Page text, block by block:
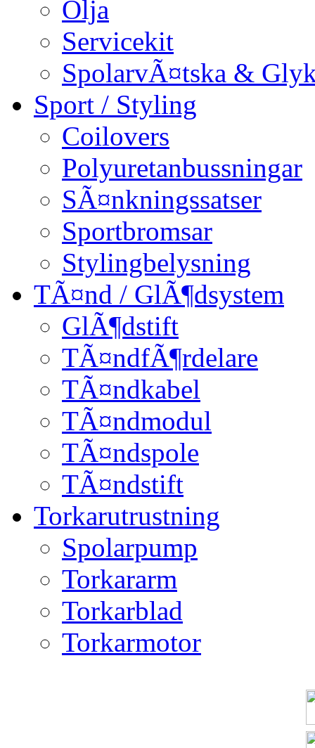
Olja
Servicekit
SpolarvÃ¤tska &
Sport / Styling
Coilovers
Polyuretanbussningar
SÃ¤nkningssatser
Sportbromsar
Stylingbelysning
TÃ¤nd / GlÃ¶dsystem
GlÃ¶dstift
TÃ¤ndfÃ¶rdelare
TÃ¤ndkabel
TÃ¤ndmodul
TÃ¤ndspole
TÃ¤ndstift
Torkarutrustning
Spolarpump
Torkararm
Torkarblad
Torkarmotor